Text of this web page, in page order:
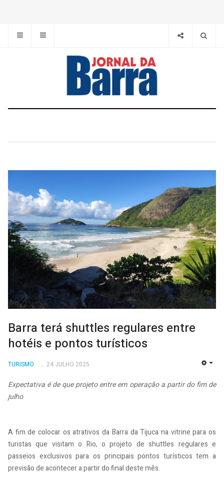
Barra terá shuttles regulares entre
hotéis e pontos turísticos
TURISMO 24 JULHO 2025
Expectativa é de que projeto entre em operação a partir do fim de
julho
A fim de colocar os atrativos da Barra da Tijuca na vitrine para os
turistas que visitam o Rio, o projeto de shuttles regulares e
passeios exclusivos para os principais pontos turísticos tem a
previsão de acontecer a partir do final deste mês.